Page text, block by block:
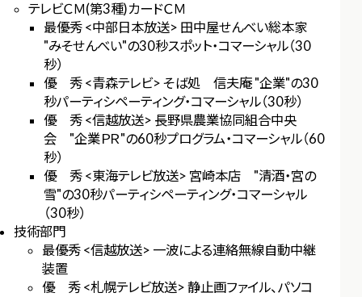
テレビＣＭ(第3種)カードＣＭ
最優秀 <中部日本放送> 田中屋せんべい総本家
"みそせんべい"の30秒スポット・コマーシャル（30
秒）
優 秀 <青森テレビ> そば処 信夫庵 "企業"の30
秒パーティシペーティング・コマーシャル（30秒）
優 秀 <信越放送> 長野県農業協同組合中央
会 "企業ＰＲ"の60秒プログラム・コマーシャル（60
秒）
優 秀 <東海テレビ放送> 宮崎本店 "清酒・宮の
雪"の30秒パーティシペーティング・コマーシャル
（30秒）
技術部門
最優秀 <信越放送> 一波による連絡無線自動中継
装置
優 秀 <札幌テレビ放送> 静止画ファイル、パソコ